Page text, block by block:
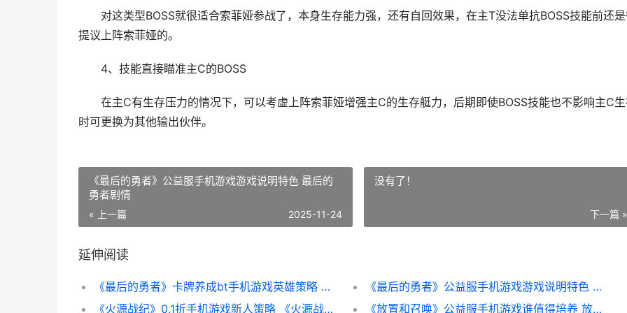
对这类型BOSS就很适合索菲娅参战了，本身生存能力强，还有自回效果，在主T没法单抗BOSS技能前还
提议上阵索菲娅的。
4、技能直接瞄准主C的BOSS
在主C有生存压力的情况下，可以考虚上阵索菲娅增强主C的生存艇力，后期即使BOSS技能也不影响主C
时可更换为其他输出伙伴。
《最后的勇者》公益服手机游戏游戏说明特色 最后的
勇者剧情
« 上一篇 2025-11-24
没有了！
下一篇 »
延伸阅读
《最后的勇者》卡牌养成bt手机游戏英雄策略 最后的勇者电影
《最后的勇者》公益服手机游戏游戏说明特色 最后的勇者剧情
《火源战纪》0.1折手机游戏新人策略 《火源战纪》0.1版本下载
《放置和召唤》公益服手机游戏谁值得培养 放置与召唤游戏攻略